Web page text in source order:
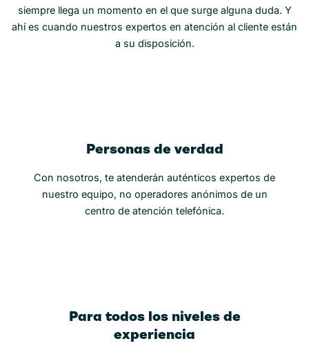
siempre llega un momento en el que surge alguna duda. Y
ahí es cuando nuestros expertos en atención al cliente están
a su disposición.
Personas de verdad
Con nosotros, te atenderán auténticos expertos de
nuestro equipo, no operadores anónimos de un
centro de atención telefónica.
Para todos los niveles de
experiencia